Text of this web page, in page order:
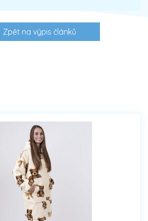
Zpět na výpis článků